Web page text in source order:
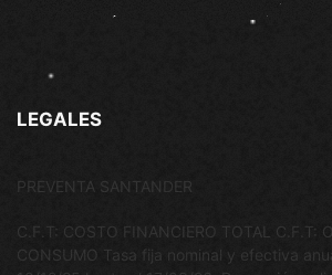
LEGALES
PREVENTA SANTANDER
C.F.T: COSTO FINANCIERO TOTAL C.F.T:
CONSUMO Tasa fija nominal y efectiva